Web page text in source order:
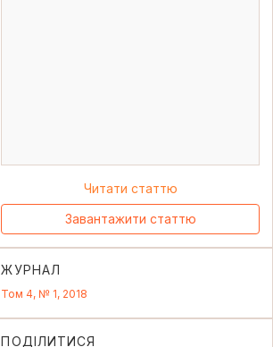
Читати статтю
Завантажити статтю
ЖУРНАЛ
Том 4, № 1, 2018
ПОДІЛИТИСЯ